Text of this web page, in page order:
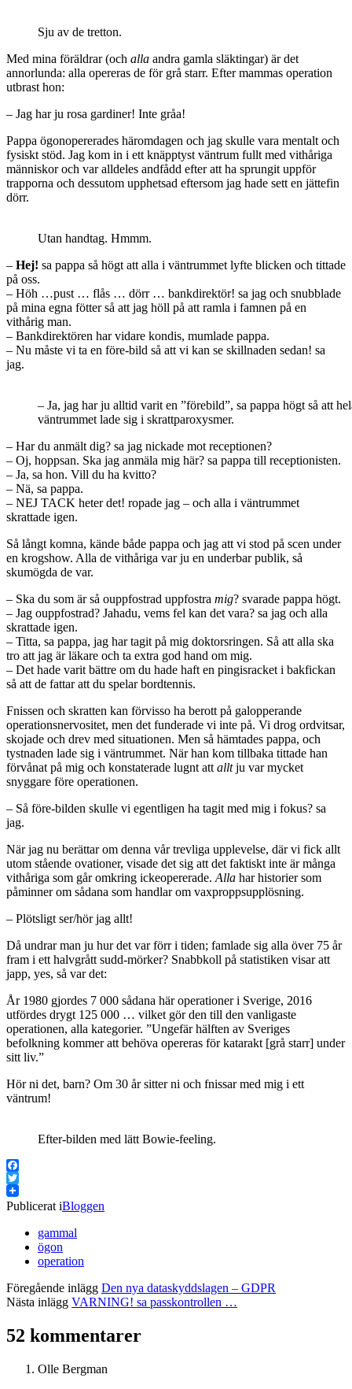
Sju av de tretton.
Med mina föräldrar (och alla andra gamla släktingar) är det
annorlunda: alla opereras de för grå starr. Efter mammas operation
utbrast hon:
– Jag har ju rosa gardiner! Inte gråa!
Pappa ögonopererades häromdagen och jag skulle vara mentalt och
fysiskt stöd. Jag kom in i ett knäpptyst väntrum fullt med vithåriga
människor och var alldeles andfådd efter att ha sprungit uppför
trapporna och dessutom upphetsad eftersom jag hade sett en jättefin
dörr.
Utan handtag. Hmmm.
– Hej! sa pappa så högt att alla i väntrummet lyfte blicken och tittade
på oss.
– Höh …pust … flås … dörr … bankdirektör! sa jag och snubblade
på mina egna fötter så att jag höll på att ramla i famnen på en
vithårig man.
– Bankdirektören har vidare kondis, mumlade pappa.
– Nu måste vi ta en före-bild så att vi kan se skillnaden sedan! sa
jag.
– Ja, jag har ju alltid varit en ”förebild”, sa pappa högt så att
väntrummet lade sig i skrattparoxysmer.
– Har du anmält dig? sa jag nickade mot receptionen?
– Oj, hoppsan. Ska jag anmäla mig här? sa pappa till receptionisten.
– Ja, sa hon. Vill du ha kvitto?
– Nä, sa pappa.
– NEJ TACK heter det! ropade jag – och alla i väntrummet
skrattade igen.
Så långt komna, kände både pappa och jag att vi stod på scen under
en krogshow. Alla de vithåriga var ju en underbar publik, så
skumögda de var.
– Ska du som är så ouppfostrad uppfostra mig? svarade pappa högt.
– Jag ouppfostrad? Jahadu, vems fel kan det vara? sa jag och alla
skrattade igen.
– Titta, sa pappa, jag har tagit på mig doktorsringen. Så att alla ska
tro att jag är läkare och ta extra god hand om mig.
– Det hade varit bättre om du hade haft en pingisracket i bakfickan
så att de fattar att du spelar bordtennis.
Fnissen och skratten kan förvisso ha berott på galopperande
operationsnervositet, men det funderade vi inte på. Vi drog ordvitsar,
skojade och drev med situationen. Men så hämtades pappa, och
tystnaden lade sig i väntrummet. När han kom tillbaka tittade han
förvånat på mig och konstaterade lugnt att alltju var mycket
snyggare före operationen.
– Så före-bilden skulle vi egentligen ha tagit med mig i fokus? sa
jag.
När jag nu berättar om denna vår trevliga upplevelse, där vi fick allt
utom stående ovationer, visade det sig att det faktiskt inte är många
vithåriga som går omkring ickeopererade. Alla har historier som
påminner om sådana som handlar om vaxproppsupplösning.
– Plötsligt ser/hör jag allt!
Då undrar man ju hur det var förr i tiden; famlade sig alla över 75 år
fram i ett halvgrått sudd-mörker? Snabbkoll på statistiken visar att
japp, yes, så var det:
År 1980 gjordes 7 000 sådana här operationer i Sverige, 2016
utfördes drygt 125 000 … vilket gör den till den vanligaste
operationen, alla kategorier. ”Ungefär hälften av Sveriges
befolkning kommer att behöva opereras för katarakt [grå starr] under
sitt liv.”
Hör ni det, barn? Om 30 år sitter ni och fnissar med mig i ett
väntrum!
Efter-bilden med lätt Bowie-feeling.
Facebook
Twitter
Publicerat iBloggen
gammal
ögon
operation
Föregående inlägg Den nya dataskyddslagen – GDPR
Nästa inlägg VARNING! sa passkontrollen …
52 kommentarer
Olle Bergman